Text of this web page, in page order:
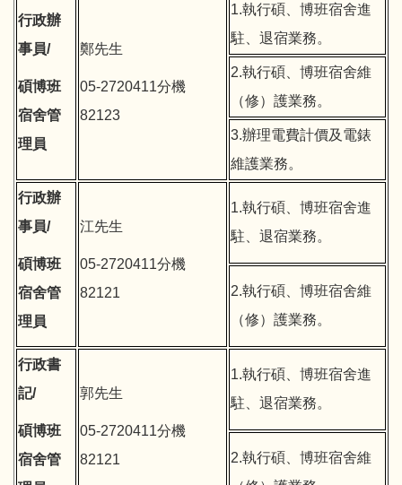
行政辦
事員/
碩博班
宿舍管
理員
鄭先生
05-2720411分機
82123
1.執行碩、博班宿舍進
駐、退宿業務。
2.執行碩、博班宿舍維
（修）護業務。
3.辦理電費計價及電錶
維護業務。
行政辦
事員/
碩博班
宿舍管
理員
江先生
05-2720411分機
82121
1.執行碩、博班宿舍進
駐、退宿業務。
2.執行碩、博班宿舍維
（修）護業務。
行政書
記/
碩博班
宿舍管
郭先生
05-2720411分機
82121
1.執行碩、博班宿舍進
駐、退宿業務。
2.執行碩、博班宿舍維